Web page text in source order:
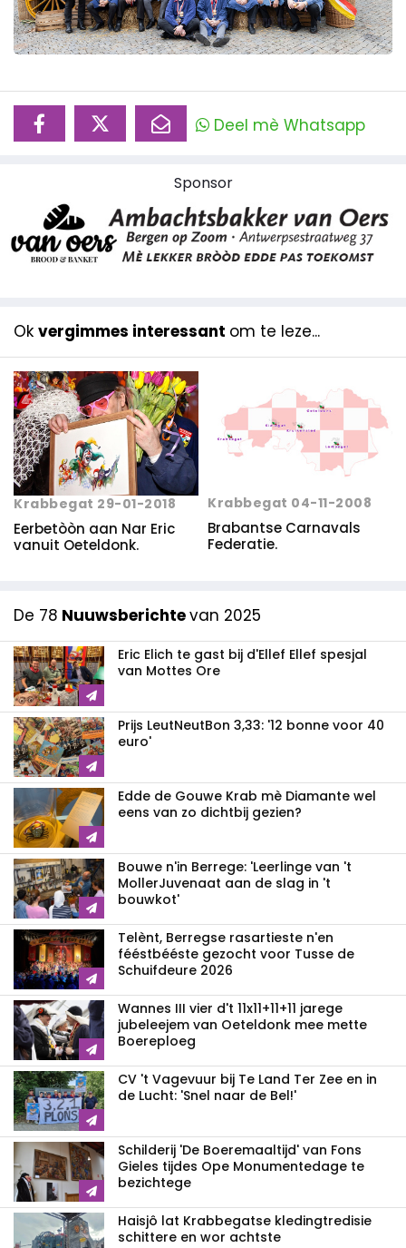
Deel mè Whatsapp
Sponsor
Ok vergimmes interessant om te leze...
Krabbegat 29-01-2018
Eerbetòòn aan Nar Eric
vanuit Oeteldonk.
Krabbegat 04-11-2008
Brabantse Carnavals
Federatie.
De 78 Nuuwsberichtevan 2025
Eric Elich te gast bij d'Ellef Ellef spesjal
van Mottes Ore
Prijs LeutNeutBon 3,33: '12 bonne voor 40
euro'
Edde de Gouwe Krab mè Diamante wel
eens van zo dichtbij gezien?
Bouwe n'in Berrege: 'Leerlinge van 't
MollerJuvenaat aan de slag in 't
bouwkot'
Telènt, Berregse rasartieste n'en
fééstbééste gezocht voor Tusse de
Schuifdeure 2026
Wannes III vier d't 11x11+11+11 jarege
jubeleejem van Oeteldonk mee mette
Boereploeg
CV 't Vagevuur bij Te Land Ter Zee en in
de Lucht: 'Snel naar de Bel!'
Schilderij 'De Boeremaaltijd' van Fons
Gieles tijdes Ope Monumentedage te
bezichtege
Haisjô lat Krabbegatse kledingtredisie
schittere en wor achtste